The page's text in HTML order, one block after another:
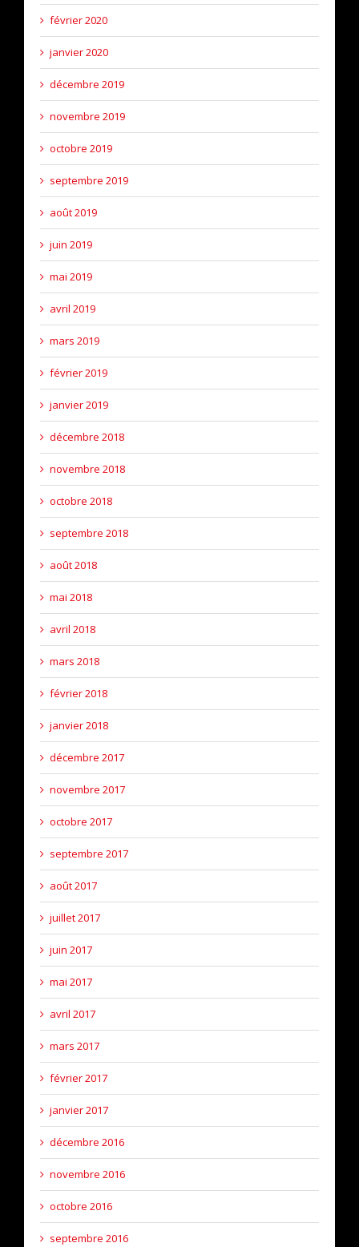
février 2020
janvier 2020
décembre 2019
novembre 2019
octobre 2019
septembre 2019
août 2019
juin 2019
mai 2019
avril 2019
mars 2019
février 2019
janvier 2019
décembre 2018
novembre 2018
octobre 2018
septembre 2018
août 2018
mai 2018
avril 2018
mars 2018
février 2018
janvier 2018
décembre 2017
novembre 2017
octobre 2017
septembre 2017
août 2017
juillet 2017
juin 2017
mai 2017
avril 2017
mars 2017
février 2017
janvier 2017
décembre 2016
novembre 2016
octobre 2016
septembre 2016